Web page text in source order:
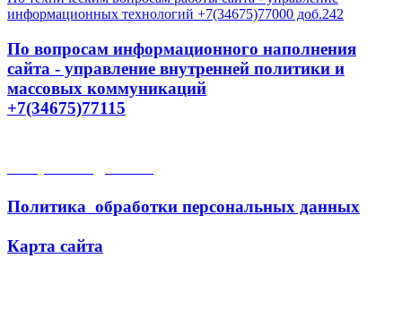
информационных технологий +7(34675)77000 доб.242
По вопросам информационного наполнения
сайта - управление внутренней политики и
массовых коммуникаций
+7(34675)77115
Политика обработки персональных данных
Карта сайта